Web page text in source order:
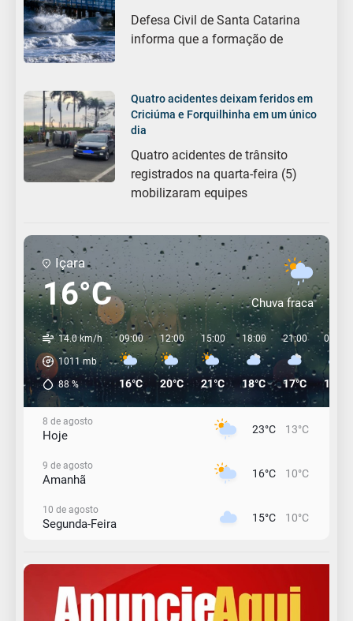
Defesa Civil de Santa Catarina
informa que a formação de
Quatro acidentes deixam feridos em
Criciúma e Forquilhinha em um único
dia
Quatro acidentes de trânsito
registrados na quarta-feira (5)
mobilizaram equipes
Içara
16°C Chuva fraca
14.0 km/h
1011 mb
88%
09:00
16°C
12:00
20°C
15:00
21°C
18:00
18°C
21:00
17°C
00:00
16°C
8 de agosto
Hoje 23°C 13°C
9 de agosto
Amanhã 16°C 10°C
10 de agosto
Segunda-Feira 15°C 10°C
Terça-Feira 12°C 11°C
12 de agosto
Quarta-Feira